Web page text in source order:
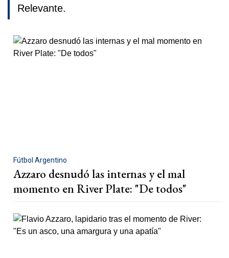
Relevante.
Fútbol Argentino
Azzaro desnudó las internas y el mal
momento en River Plate: "De todos"